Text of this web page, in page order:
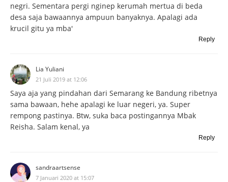
negri. Sementara pergi nginep kerumah mertua di beda
desa saja bawaannya ampuun banyaknya. Apalagi ada
krucil gitu ya mba'
Reply
Lia Yuliani
21 Juli 2019 at 12:06
Saya aja yang pindahan dari Semarang ke Bandung ribetnya
sama bawaan, hehe apalagi ke luar negeri, ya. Super
rempong pastinya. Btw, suka baca postingannya Mbak
Reisha. Salam kenal, ya
Reply
sandraartsense
7 Januari 2020 at 15:07